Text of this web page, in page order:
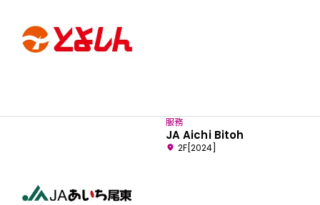
服務
JA Aichi Bitoh
2F[2024]